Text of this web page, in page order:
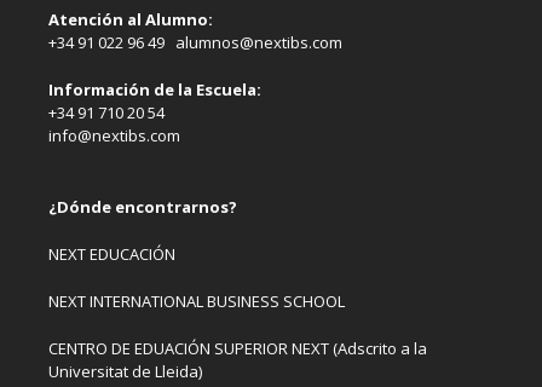
Atención al Alumno:
+34 91 022 96 49 alumnos@nextibs.com
Información de la Escuela:
+34 91 710 20 54
info@nextibs.com
¿Dónde encontrarnos?
NEXT EDUCACIÓN
NEXT INTERNATIONAL BUSINESS SCHOOL
CENTRO DE EDUACIÓN SUPERIOR NEXT (Adscrito a la
Universitat de Lleida)